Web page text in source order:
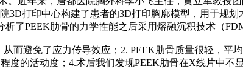
打印中心构建了患者的3D打印胸廓模型，用于规
了PEEK肋骨的力学性能之后采用熔融沉积技术（
而避免了应力传导效应；2. PEEK肋骨质量很轻，平
度的活动度；4.术后我们发现PEEK肋骨在X线片中不